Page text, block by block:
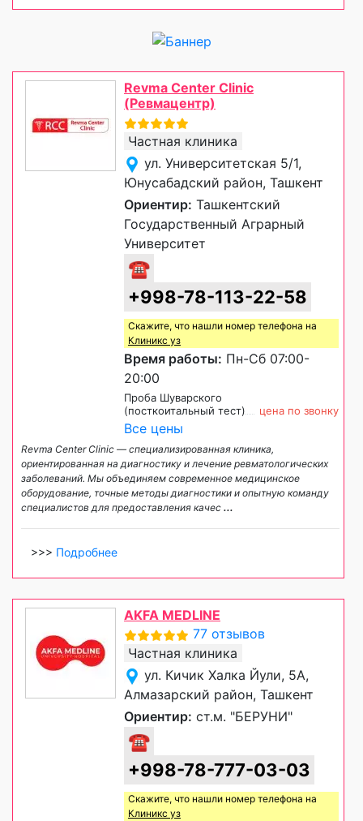
Revma Center Clinic
(Ревмацентр)
Частная клиника
ул. Университетская 5/1,
Юнусабадский район, Ташкент
Ориентир: Ташкентский
Государственный Аграрный
Университет
☎
+998-78-113-22-58
Скажите, что нашли номер телефона на
Клиникс уз
Время работы: Пн-Сб 07:00-
20:00
Проба Шуварского
(посткоитальный тест)
цена по звонку
Все цены
Revma Center Clinic — специализированная клиника,
ориентированная на диагностику и лечение ревматологических
заболеваний. Мы объединяем современное медицинское
оборудование, точные методы диагностики и опытную команду
специалистов для предоставления качес ...
>>> Подробнее
AKFA MEDLINE
77 отзывов
Частная клиника
ул. Кичик Халка Йули, 5А,
Алмазарский район, Ташкент
Ориентир: ст.м. "БЕРУНИ"
☎
+998-78-777-03-03
Скажите, что нашли номер телефона на
Клиникс уз